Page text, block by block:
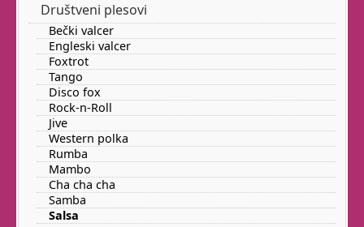
Ako vam ovitermini
nikakoneodgovaraju,
javite nam mailom
odgovarali.Akose
sakupi dovoljno
polaznika,otvorit ćemoi
Društveni plesovi
Bečki valcer
Engleski valcer
Foxtrot
Tango
Disco fox
Rock-n-Roll
Jive
Western polka
Rumba
Mambo
Cha cha cha
Samba
Salsa